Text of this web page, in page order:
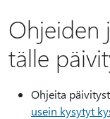
Ohjeiden
tälle
Ohjeita
usein kysytyt